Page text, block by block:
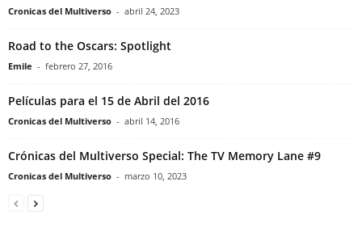
Cronicas del Multiverso - abril 24, 2023
Road to the Oscars: Spotlight
Emile - febrero 27, 2016
Películas para el 15 de Abril del 2016
Cronicas del Multiverso - abril 14, 2016
Crónicas del Multiverso Special: The TV Memory Lane #9
Cronicas del Multiverso - marzo 10, 2023